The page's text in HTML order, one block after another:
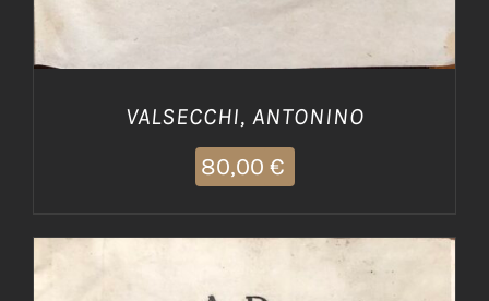
VALSECCHI, ANTONINO
80,00 €